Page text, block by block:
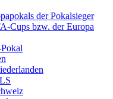
der Pokalsieger
Cups bzw. der Europa